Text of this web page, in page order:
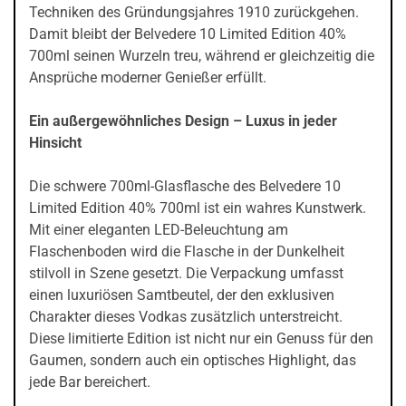
Techniken des Gründungsjahres 1910 zurückgehen.
Damit bleibt der Belvedere 10 Limited Edition 40%
700ml seinen Wurzeln treu, während er gleichzeitig die
Ansprüche moderner Genießer erfüllt.
Ein außergewöhnliches Design – Luxus in jeder
Hinsicht
Die schwere 700ml-Glasflasche des Belvedere 10
Limited Edition 40% 700ml ist ein wahres Kunstwerk.
Mit einer eleganten LED-Beleuchtung am
Flaschenboden wird die Flasche in der Dunkelheit
stilvoll in Szene gesetzt. Die Verpackung umfasst
einen luxuriösen Samtbeutel, der den exklusiven
Charakter dieses Vodkas zusätzlich unterstreicht.
Diese limitierte Edition ist nicht nur ein Genuss für den
Gaumen, sondern auch ein optisches Highlight, das
jede Bar bereichert.